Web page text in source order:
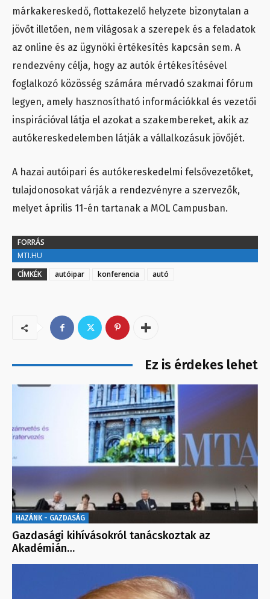
márkakereskedő, flottakezelő helyzete bizonytalan a
jövőt illetően, nem világosak a szerepek és a feladatok
az online és az ügynöki értékesítés kapcsán sem. A
rendezvény célja, hogy az autók értékesítésével
foglalkozó közösség számára mérvadó szakmai fórum
legyen, amely hasznosítható információkkal és vezetői
inspirációval látja el azokat a szakembereket, akik az
autókereskedelemben látják a vállalkozásuk jövőjét.
A hazai autóipari és autókereskedelmi felsővezetőket,
tulajdonosokat várják a rendezvényre a szervezők,
melyet április 11-én tartanak a MOL Campusban.
FORRÁS
MTI.HU
CÍMKÉK
autóipar konferencia autó
Ez is érdekes lehet
HAZÁNK - GAZDASÁG
Gazdasági kihívásokról tanácskoztak az
Akadémián…